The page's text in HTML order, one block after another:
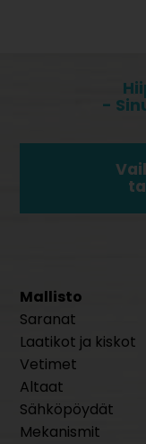
-
Mallisto
Saranat
Laatikot ja kiskot
Vetimet
Altaat
Sähköpöydät
Mekanismit